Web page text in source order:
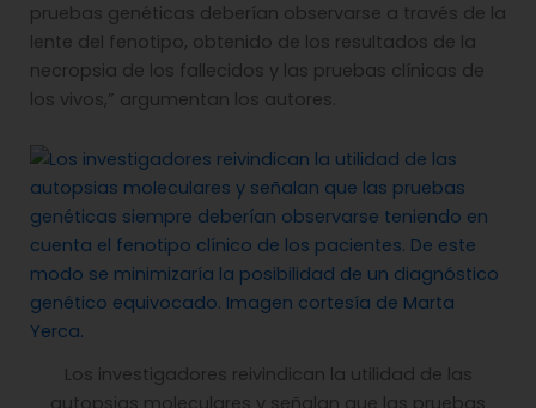
pruebas genéticas deberían observarse a través de la
lente del fenotipo, obtenido de los resultados de la
necropsia de los fallecidos y las pruebas clínicas de
los vivos,” argumentan los autores.
Los investigadores reivindican la utilidad de las
autopsias moleculares y señalan que las pruebas